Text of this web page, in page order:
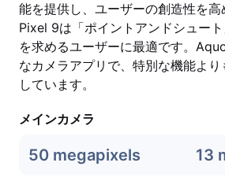
能を提供し、ユーザーの創造性を高
Pixel 9は「ポイントアンドシュー
を求めるユーザーに最適です。
なカメラアプリで、特別な機能よ
しています。
メインカメラ
50 megapixels 13